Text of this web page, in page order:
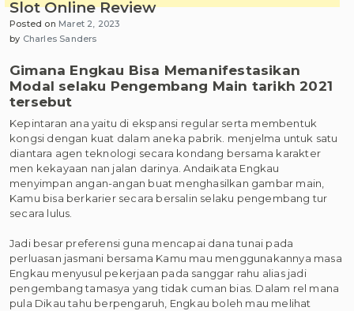
Slot Online Review
Posted on Maret 2, 2023
by Charles Sanders
Gimana Engkau Bisa Memanifestasikan
Modal selaku Pengembang Main tarikh 2021
tersebut
Kepintaran ana yaitu di ekspansi regular serta membentuk
kongsi dengan kuat dalam aneka pabrik. menjelma untuk satu
diantara agen teknologi secara kondang bersama karakter
men kekayaan nan jalan darinya. Andaikata Engkau
menyimpan angan-angan buat menghasilkan gambar main,
Kamu bisa berkarier secara bersalin selaku pengembang tur
secara lulus.
Jadi besar preferensi guna mencapai dana tunai pada
perluasan jasmani bersama Kamu mau menggunakannya masa
Engkau menyusul pekerjaan pada sanggar rahu alias jadi
pengembang tamasya yang tidak cuman bias. Dalam rel mana
pula Dikau tahu berpengaruh, Engkau boleh mau melihat